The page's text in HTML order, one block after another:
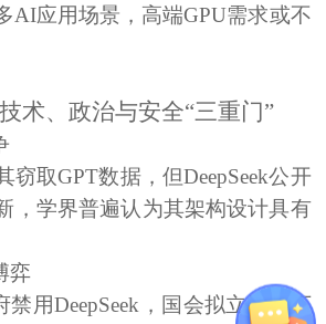
AI应用场景，高端GPU需求或不
术、政治与安全“三重门”
窃取GPT数据，但DeepSeek公开
，学界普遍认为其架构设计具有
弈
禁用DeepSeek，国会拟立法将下